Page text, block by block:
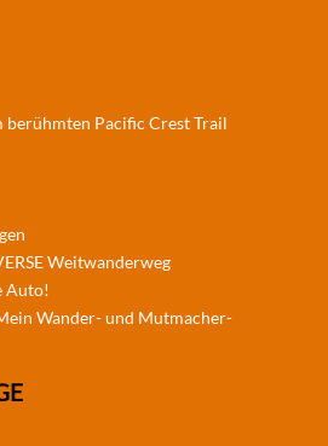
berühmten Pacific Crest Trail
Weitwanderweg
Auto!
Wander- und Mutmacher-